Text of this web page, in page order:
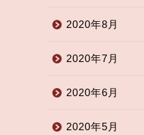
2020年8月
2020年7月
2020年6月
2020年5月